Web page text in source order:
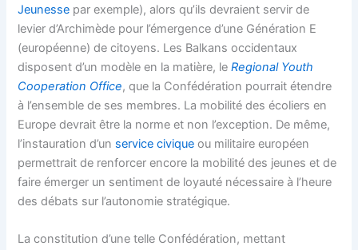
Jeunesse par exemple), alors qu’ils devraient servir de
levier d’Archimède pour l’émergence d’une Génération E
(européenne) de citoyens. Les Balkans occidentaux
disposent d’un modèle en la matière, leRegional Youth
Cooperation Office, que la Confédération pourrait étendre
à l’ensemble de ses membres. La mobilité des écoliers en
Europe devrait être la norme et non l’exception. De même,
l’instauration d’un service civique ou militaire européen
permettrait de renforcer encore la mobilité des jeunes et de
faire émerger un sentiment de loyauté nécessaire à l’heure
des débats sur l’autonomie stratégique.
La constitution d’une telle Confédération, mettant